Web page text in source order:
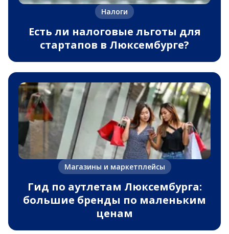
Налоги
Есть ли налоговые льготы для
стартапов в Люксембурге?
Магазины и маркетплейсы
Гид по аутлетам Люксембурга:
большие бренды по маленьким
ценам